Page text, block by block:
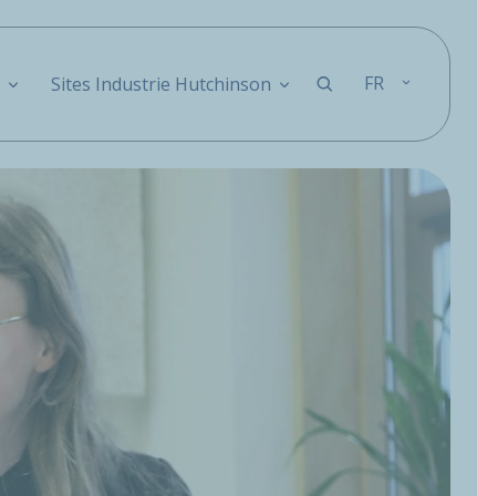
Sites Industrie Hutchinson FR